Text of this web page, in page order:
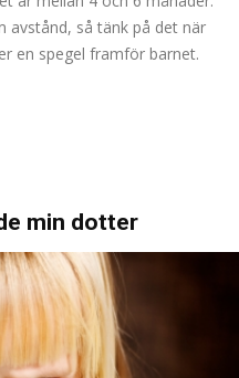
avstånd, så tänk på det när
en spegel framför barnet.
min dotter